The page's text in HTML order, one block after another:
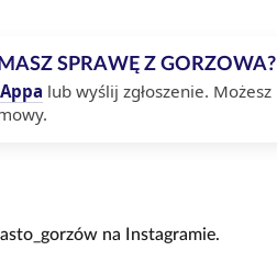
SPRAWĘ Z GORZOWA?
lub wyślij zgłoszenie. Możesz
na Instagramie.